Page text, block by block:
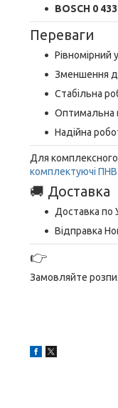
BOSCH 0
Переваги
Рівномірний
Зменшення
Стабільна
Оптимальна
Надійна
Для
комплектуючі ПНВ
🚚 Доставка
Доставка по
Відправка
👉
Замовляйте